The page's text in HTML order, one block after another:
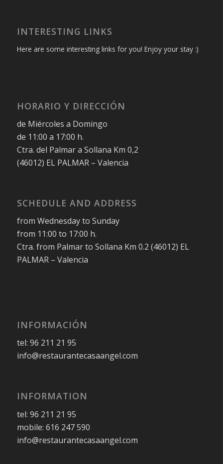
INTERESTING LINKS
Here are some interesting links for you! Enjoy your stay :)
HORARIO Y DIRECCIÓN
de Miércoles a Domingo
de 11:00 a 17:00 h.
Ctra. del Palmar a Sollana Km 0,2
(46012) EL PALMAR – Valencia
SCHEDULE AND ADDRESS
from Wednesday to Sunday
from 11:00 to 17:00 h.
Ctra. from Palmar to Sollana Km 0.2 (46012) EL
PALMAR – Valencia
INFORMACIÓN
tel: 96 211 21 95
info@restaurantecasaangel.com
INFORMATION
tel: 96 211 21 95
mobile: 616 247 590
info@restaurantecasaangel.com